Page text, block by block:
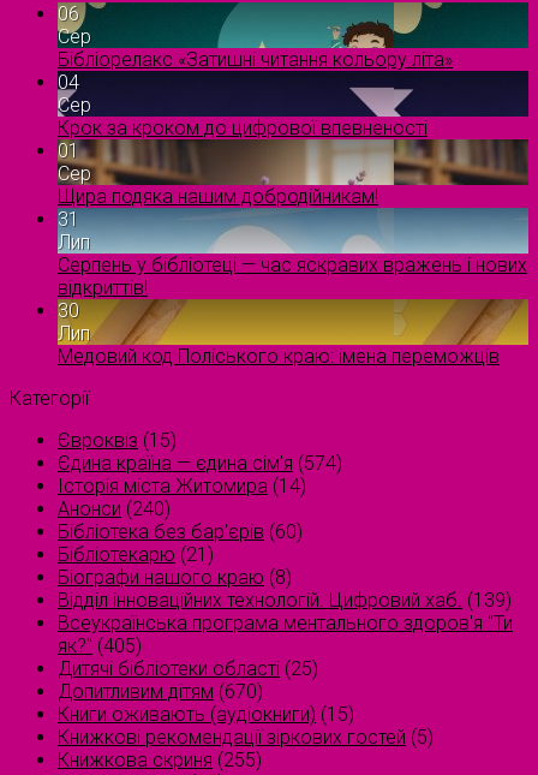
06
Сер
Бібліорелакс «Затишні читання кольору літа»
04
Сер
Крок за кроком до цифрової впевненості
01
Сер
Щира подяка нашим добродійникам!
31
Лип
Серпень у бібліотеці — час яскравих вражень і нових
відкриттів!
30
Лип
Медовий код Поліського краю: імена переможців
Категорії
Євроквіз (15)
Єдина країна — єдина сім’я (574)
Історія міста Житомира (14)
Анонси (240)
Бібліотека без бар'єрів (60)
Бібліотекарю (21)
Біографи нашого краю (8)
Відділ інноваційних технологій. Цифровий хаб. (139)
Всеукраїнська програма ментального здоров'я "Ти
як?" (405)
Дитячі бібліотеки області (25)
Допитливим дітям (670)
Книги оживають (аудіокниги) (15)
Книжкові рекомендації зіркових гостей (5)
Книжкова скриня (255)